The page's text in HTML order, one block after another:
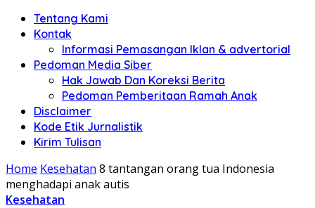
Tentang Kami
Kontak
Informasi Pemasangan Iklan & advertorial
Pedoman Media Siber
Hak Jawab Dan Koreksi Berita
Pedoman Pemberitaan Ramah Anak
Disclaimer
Kode Etik Jurnalistik
Kirim Tulisan
Home Kesehatan 8 tantangan orang tua Indonesia
menghadapi anak autis
Kesehatan